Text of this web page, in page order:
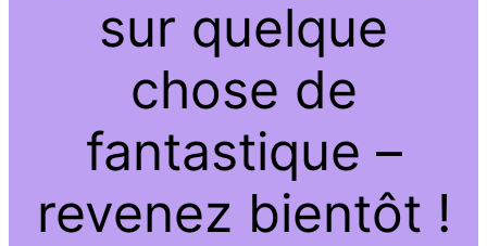
sur quelque
chose de
fantastique –
revenez bientôt !